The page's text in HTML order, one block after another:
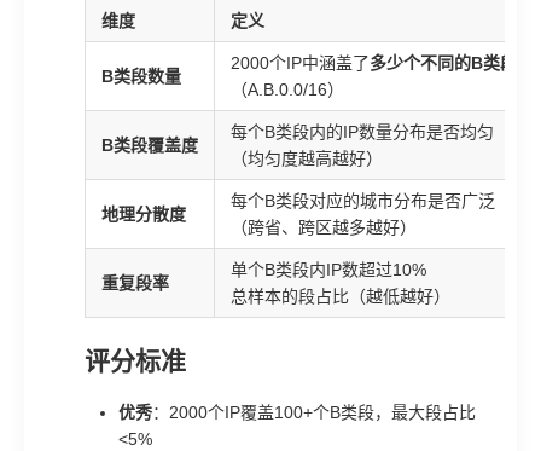
维度 定义
B类段数量
2000个IP中涵盖了多少个不同的B类段
（A.B.0.0/16）
B类段覆盖度
每个B类段内的IP数量分布是否均匀
（均匀度越高越好）
地理分散度
每个B类段对应的城市分布是否广泛
（跨省、跨区越多越好）
重复段率
单个B类段内IP数超过10%
总样本的段占比（越低越好）
评分标准
优秀：2000个IP覆盖100+个B类段，最大段占比
<5%